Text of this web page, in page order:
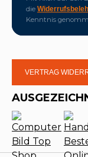
die
Kenntnis
VERTRAG